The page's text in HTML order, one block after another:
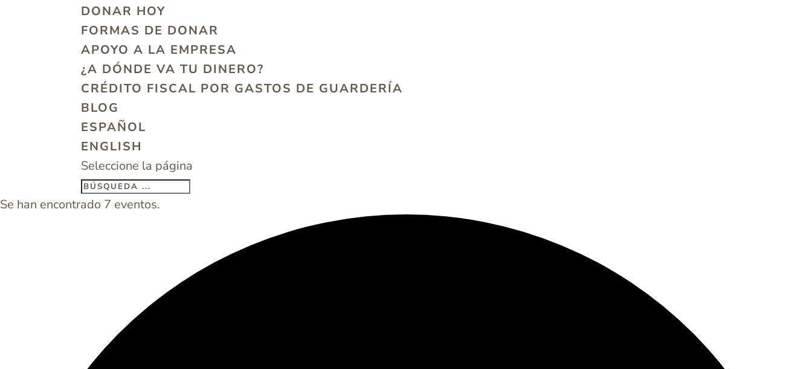
DONAR HOY
FORMAS DE DONAR
APOYO A LA EMPRESA
¿A DÓNDE VA TU DINERO?
CRÉDITO FISCAL POR GASTOS DE GUARDERÍA
BLOG
ESPAÑOL
ENGLISH
Seleccione la página
Se han encontrado 7 eventos.